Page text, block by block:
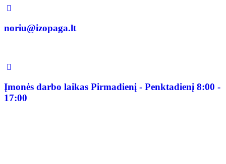
noriu@izopaga.lt
Įmonės darbo laikas Pirmadienį - Penktadienį 8:00 -
17:00